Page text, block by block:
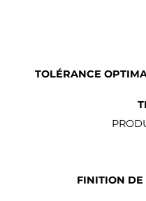
TOLÉRANCE
FINITION DE